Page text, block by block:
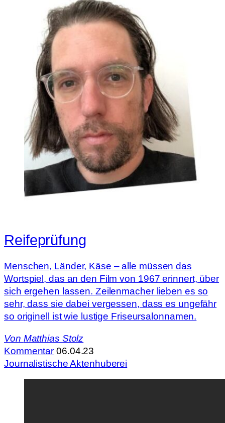
Reifeprüfung
Menschen, Länder, Käse – alle müssen das
Wortspiel, das an den Film von 1967 erinnert, über
sich ergehen lassen. Zeilenmacher lieben es so
sehr, dass sie dabei vergessen, dass es ungefähr
so originell ist wie lustige Friseursalonnamen.
Von Matthias Stolz
Kommentar 06.04.23
Journalistische Aktenhuberei